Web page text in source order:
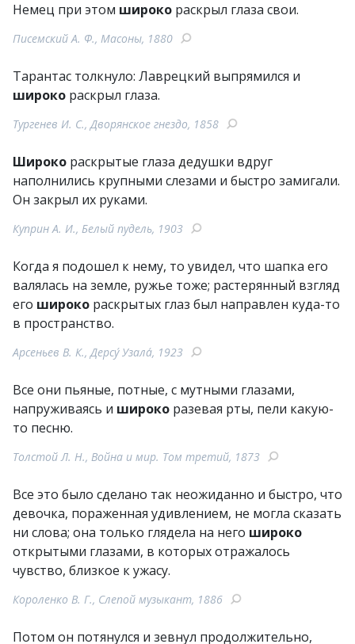
Немец при этом широко раскрыл глаза свои.
Писемский А. Ф., Масоны, 1880
Тарантас толкнуло: Лаврецкий выпрямился и
широко раскрыл глаза.
Тургенев И. С., Дворянское гнездо, 1858
Широко раскрытые глаза дедушки вдруг
наполнились крупными слезами и быстро замигали.
Он закрыл их руками.
Куприн А. И., Белый пудель, 1903
Когда я подошел к нему, то увидел, что шапка его
валялась на земле, ружье тоже; растерянный взгляд
его широко раскрытых глаз был направлен куда-то
в пространство.
Арсеньев В. К., Дерсу́ Узала́, 1923
Все они пьяные, потные, с мутными глазами,
напруживаясь и широко разевая рты, пели какую-
то песню.
Толстой Л. Н., Война и мир. Том третий, 1873
Все это было сделано так неожиданно и быстро, что
девочка, пораженная удивлением, не могла сказать
ни слова; она только глядела на него широко
открытыми глазами, в которых отражалось
чувство, близкое к ужасу.
Короленко В. Г., Слепой музыкант, 1886
Потом он потянулся и зевнул продолжительно,